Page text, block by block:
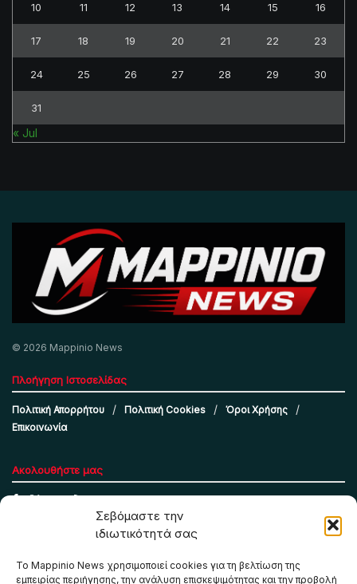
Σεβόμαστε την
ιδιωτικότητά σας
Το Mappinio News χρησιμοποιεί cookies για τη βελτίωση της
εμπειρίας περιήγησης, την ανάλυση επισκεψιμότητας και την προβολή
10 11 12 13 14 15 16
17 18 19 20 21 22 23
24 25 26 27 28 29 30
31
« Jul
© 2026 Mappinio News
Πλοήγηση Ιστοσελίδας
Πολιτική Απορρήτου Πολιτική Cookies
Όροι Χρήσης
Επικοινωνία
Ακολουθήστε μας